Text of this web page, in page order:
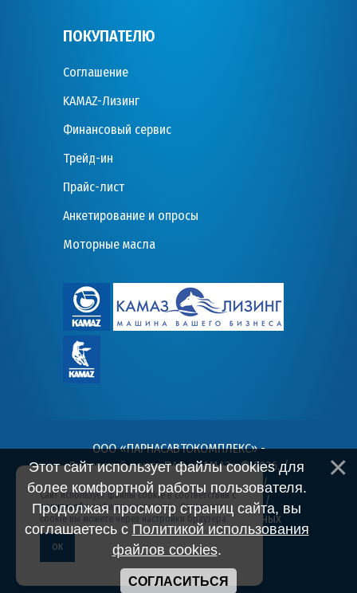
ПОКУПАТЕЛЮ
Соглашение
KAMAZ-Лизинг
Финансовый сервис
Трейд-ин
Прайс-лист
Анкетирование и опросы
Моторные масла
ООО «ПАРНАСАВТОКОМПЛЕКС» -
Дилерский центр ПАО «КАМАЗ» © 2026. /
Пользовательское соглашение/
Политика конфиденциальности /
Согласие на обработку персональных
данных
Сайт использует файлы cookie в соответствии с
политикойконфиденциальности. Отключить
cookie вы можете через настройки браузера.
ОК
Этот сайт использует файлы cookies для
более комфортной работы пользователя.
Продолжая просмотр страниц сайта, вы
соглашаетесь с Политикой использования
файлов cookies.
СОГЛАСИТЬСЯ